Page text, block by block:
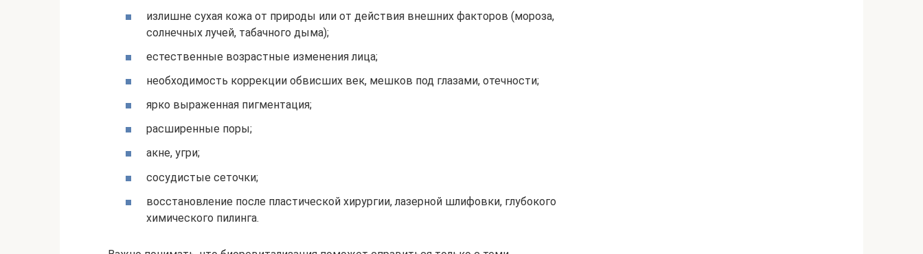
излишне сухая кожа от природы или от действия внешних факторов (мороза,
солнечных лучей, табачного дыма);
естественные возрастные изменения лица;
необходимость коррекции обвисших век, мешков под глазами, отечности;
ярко выраженная пигментация;
расширенные поры;
акне, угри;
сосудистые сеточки;
восстановление после пластической хирургии, лазерной шлифовки, глубокого
химического пилинга.